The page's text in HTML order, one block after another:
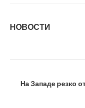
НОВОСТИ
На Западе резко